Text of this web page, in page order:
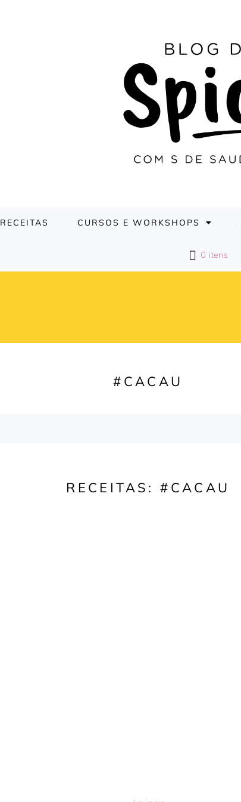
RECEITAS CURSOS E WORKSHOPS
0 itens
#CACAU
RECEITAS: #CACAU